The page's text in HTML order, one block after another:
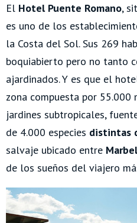
El Hotel Puente Romano,
es uno de los
la Costa del Sol. Sus 269
boquiabierto pero no tanto
ajardinados. Y es que el
zona compuesta por 55.000
jardines subtropicales,
de 4.000 especies distintas
salvaje ubicado entre
de los sueños del viajero